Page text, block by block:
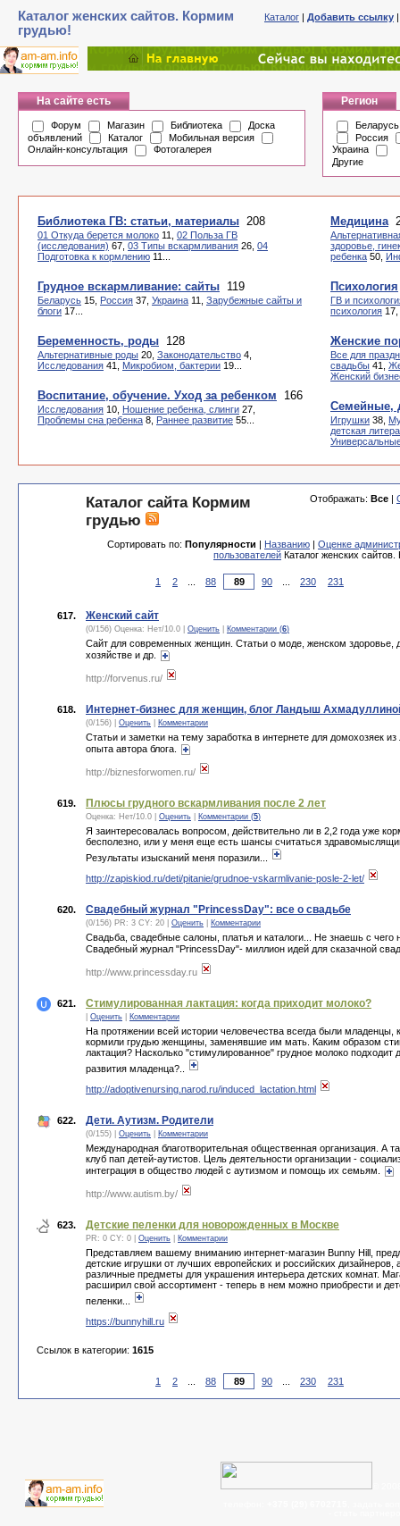
Каталог женских сайтов. Кормим
грудью!
Каталог | Добавить ссылку
На сайте есть
Форум Магазин Библиотека
Доска
объявлений
Каталог
Мобильная версия
Онлайн-консультация
Фотогалерея
Регион
Беларусь
Россия
Украина
Другие
Библиотека ГВ: статьи, материалы 208
01 Откуда берется молоко 11, 02 Польза ГВ
(исследования) 67, 03 Типы вскармливания 26, 04
Подготовка к кормлению 11...
Грудное вскармливание: сайты 119
Беларусь 15, Россия 37, Украина 11, Зарубежные сайты и
блоги 17...
Беременность, роды 128
Альтернативные роды 20, Законодательство 4,
Исследования 41, Микробиом, бактерии 19...
Воспитание, обучение. Уход за ребенком 166
Исследования 10, Ношение ребенка, слинги 27,
Проблемы сна ребенка 8, Раннее развитие 55...
Медицина
здоровье,
ребенка 50,
Психология
ГВ и
психология 17,
Женские
Все для
свадьбы 41,
Женский
Семейные,
Игрушки 38,
детская
Отображать: Все |
Каталог сайта Кормим
грудью
Сортировать по: Популярности | Названию | Оценке
пользователей Каталог женских
1 2 88 90 230 231
617. Женский сайт
(0/156) Оценка: Нет/10.0 Оценить Комментарии (6)
Сайт для современных женщин. Статьи о моде, женском
хозяйстве и др.
http://forvenus.ru/
618. Интернет-бизнес для женщин, блог Ландыш
(0/156) | Оценить Комментарии
Статьи и заметки на тему заработка в интернете для домохозяек из
опыта автора блога.
http://biznesforwomen.ru/
619. Плюсы грудного вскармливания после 2 лет
Оценка: Нет/10.0 Оценить Комментарии (5)
Я заинтересовалась вопросом, действительно ли в 2,2 года уже
бесполезно, или у меня еще есть шансы считаться
Результаты изысканий меня поразили...
http://zapiskiod.ru/deti/pitanie/grudnoe-vskarmlivanie-posle-2-let/
620. Свадебный журнал "PrincessDay": все о свадьбе
(0/156) PR: 3 CY: 20 | Оценить Комментарии
Свадьба, свадебные салоны, платья и каталоги... Не знаешь с чего
Свадебный журнал "PrincessDay"- миллион идей для сказачной
http://www.princessday.ru
621. Стимулированная лактация: когда приходит молоко?
Оценить Комментарии
На протяжении всей истории человечества всегда были младенцы,
кормили грудью женщины, заменявшие им мать. Каким образом
лактация? Насколько "стимулированное" грудное молоко подходит
развития младенца?..
http://adoptivenursing.narod.ru/induced_lactation.html
622. Дети. Аутизм. Родители
(0/155) | Оценить Комментарии
Международная благотворительная общественная организация. А
клуб пап детей-аутистов. Цель деятельности организации -
интеграция в общество людей с аутизмом и помощь их семьям.
http://www.autism.by/
623. Детские пеленки для новорожденных в Москве
PR: 0 CY: 0 | Оценить Комментарии
Представляем вашему вниманию интернет-магазин Bunny Hill,
детские игрушки от лучших европейских и российских дизайнеров,
различные предметы для украшения интерьера детских комнат.
расширил свой ассортимент - теперь в нем можно приобрести и
пеленки...
https://bunnyhill.ru
Ссылок в категории: 1615
1 2 88 90 230 231